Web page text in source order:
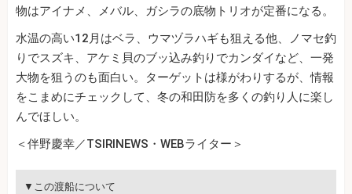
物はアイナメ、メバル、ガシラの底物トリオが定番になる。
水温の高い12月はベラ、ウマヅラハギも狙える他、ノマセ釣
りでスズキ、アケミ貝のブッ込み釣りでカンダイなど、一発
大物を狙うのも面白い。ターゲットは様がわりするが、情報
をこまめにチェックして、冬の和田防を多くの釣り人に楽し
んでほしい。
＜伴野慶幸／TSIRINEWS・WEBライター＞
▼この渡船について